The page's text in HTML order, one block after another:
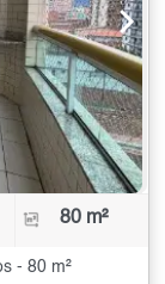
80 m²
- 80 m²